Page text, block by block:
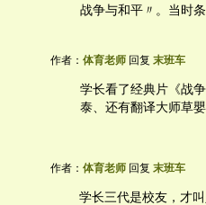
战争与和平〃。当时
作者： 体育老师 回复 末班车
学长看了经典片《战
泰、还有翻译大师草嬰
作者： 体育老师 回复 末班车
学长三代是校友，才叫